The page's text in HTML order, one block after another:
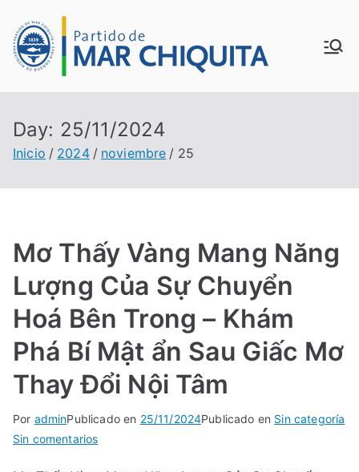
contenido
MUN
AD
DE
MAR
CHI
QUI
Day: 25/11/2024
Inicio 2024 noviembre 25
Mơ Thấy Vàng Mang Năng
Lượng Của Sự Chuyển
Hoá Bên Trong – Khám
Phá Bí Mật ẩn Sau Giấc Mơ
Thay Đổi Nội Tâm
Por adminPublicado en 25/11/2024Publicado en Sin categoría
Sin comentariosen